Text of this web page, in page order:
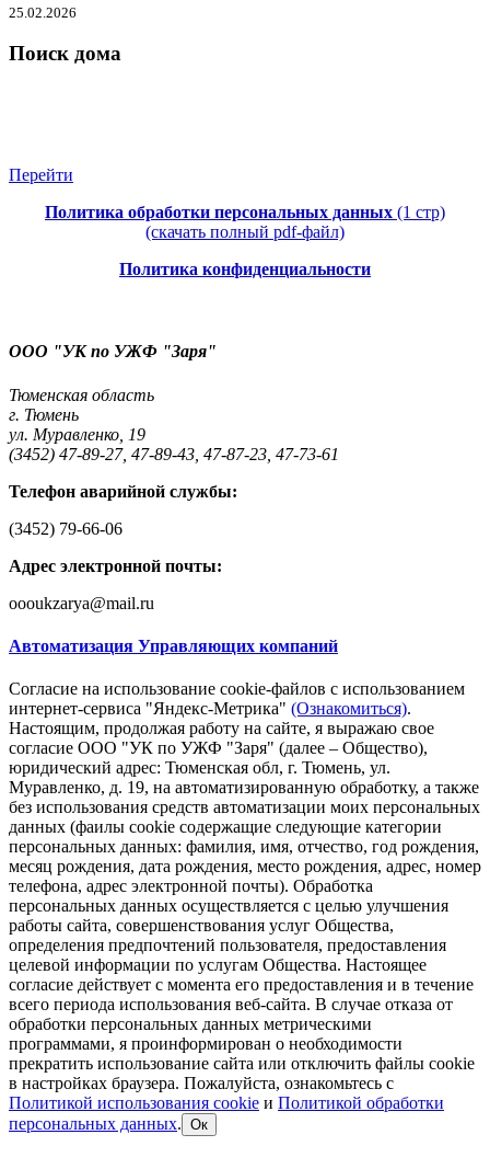
25.02.2026
Поиск дома
Перейти
Политика обработки персональных данных (1 стр)
(скачать полный pdf-файл)
Политика конфиденциальности
ООО "УК по УЖФ "Заря"
Тюменская область
г. Тюмень
ул. Муравленко, 19
(3452) 47-89-27, 47-89-43, 47-87-23, 47-73-61
Телефон аварийной службы:
(3452) 79-66-06
Адрес электронной почты:
oooukzarya@mail.ru
Автоматизация Управляющих компаний
Согласие на использование cookie-файлов с использованием
интернет-сервиса "Яндекс-Метрика" (Ознакомиться).
Настоящим, продолжая работу на сайте, я выражаю свое
согласие ООО "УК по УЖФ "Заря" (далее – Общество),
юридический адрес: Тюменская обл, г. Тюмень, ул.
Муравленко, д. 19, на автоматизированную обработку, а также
без использования средств автоматизации моих персональных
данных (фаилы cookie содержащие следующие категории
персональных данных: фамилия, имя, отчество, год рождения,
месяц рождения, дата рождения, место рождения, адрес, номер
телефона, адрес электронной почты). Обработка
персональных данных осуществляется с целью улучшения
работы сайта, совершенствования услуг Общества,
определения предпочтений пользователя, предоставления
целевой информации по услугам Общества. Настоящее
согласие действует с момента его предоставления и в течение
всего периода использования веб-сайта. В случае отказа от
обработки персональных данных метрическими
программами, я проинформирован о необходимости
прекратить использование сайта или отключить файлы cookie
в настройках браузера. Пожалуйста, ознакомьтесь с
Политикой использования cookie и Политикой обработки
персональных данных. Ок